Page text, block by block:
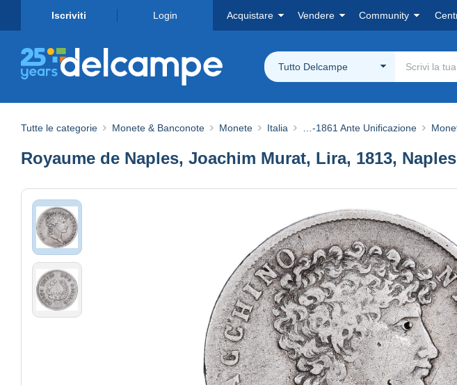
Iscriviti Login Acquistare Vendere Community
Tutto Delcampe
Tutte le categorie Monete & Banconote Monete Italia …-1861 Ante Unificazione
Royaume de Naples, Joachim Murat, Lira, 1813,